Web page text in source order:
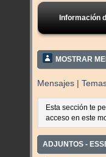
Información
MOSTRAR
Mensajes |
Esta sección te
acceso en este
ADJUNTOS -